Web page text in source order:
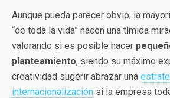
Aunque pueda parecer obvio, la
“de toda la vida” hacen una tímida
valorando si es posible hacer
planteamiento, siendo su máximo
creatividad sugerir abrazar una
internacionalización si la empresa